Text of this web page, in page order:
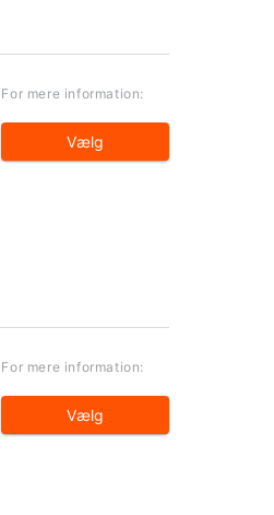
For mere information:
Vælg
For mere information:
Vælg